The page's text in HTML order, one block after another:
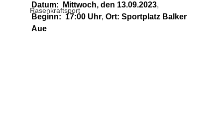
Rasenkraftsport
Datum:  Mittwoch, den 13.09.2023,
Beginn:  17:00 Uhr, Ort: Sportplatz Balker
Aue